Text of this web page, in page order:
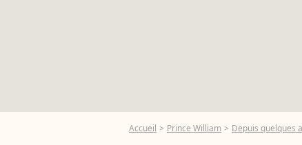
Accueil Prince William Depuis quelques